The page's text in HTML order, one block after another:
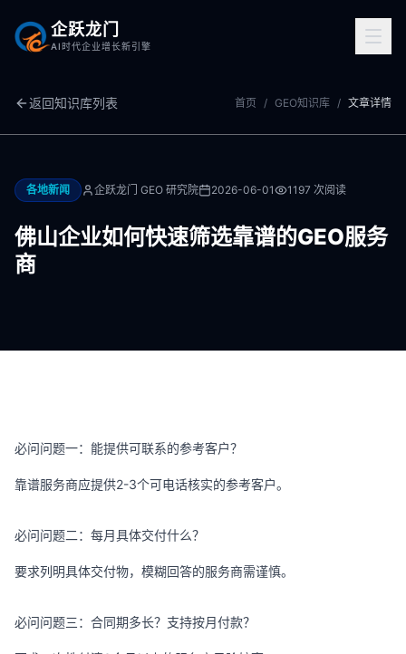
企跃龙门
AI时代企业增长新引擎
返回知识库列表 首页 / GEO知识库 / 文章详情
各地新闻 企跃龙门 GEO 研究院 2026-06-01 1197 次阅读
佛山企业如何快速筛选靠谱的GEO服务
商
必问问题一：能提供可联系的参考客户？
靠谱服务商应提供2-3个可电话核实的参考客户。
必问问题二：每月具体交付什么？
要求列明具体交付物，模糊回答的服务商需谨慎。
必问问题三：合同期多长？支持按月付款？